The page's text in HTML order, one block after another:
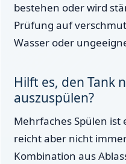
bestehen oder wird
Prüfung auf
Wasser oder
Hilft es, den Tank
auszuspülen?
Mehrfaches Spülen
reicht aber nicht
Kombination aus